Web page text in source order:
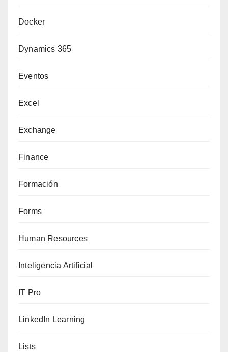
Docker
Dynamics 365
Eventos
Excel
Exchange
Finance
Formación
Forms
Human Resources
Inteligencia Artificial
IT Pro
LinkedIn Learning
Lists